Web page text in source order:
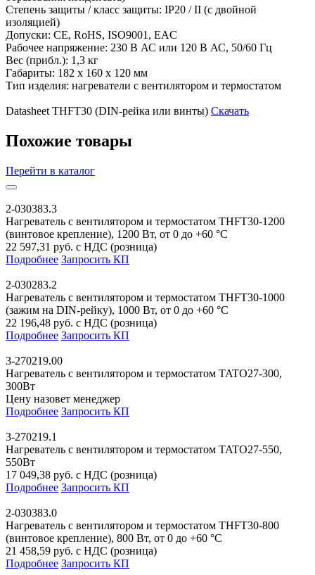
Степень защиты / класс защиты: IP20 / II (с двойной
изоляцией)
Допуски: CE, RoHS, ISO9001, EAC
Рабочее напряжение: 230 В АС или 120 В АС, 50/60 Гц
Вес (прибл.): 1,3 кг
Габариты: 182 х 160 х 120 мм
Тип изделия: нагреватели с вентилятором и термостатом
Datasheet THFT30 (DIN-рейка или винты) Скачать
Похожие товары
Перейти в каталог
2-030383.3
Нагреватель с вентилятором и термостатом THFT30-1200
(винтовое крепление), 1200 Вт, от 0 до +60 °C
22 597,31 руб. с НДС (розница)
Подробнее Запросить КП
2-030283.2
Нагреватель с вентилятором и термостатом THFT30-1000
(зажим на DIN-рейку), 1000 Вт, от 0 до +60 °C
22 196,48 руб. с НДС (розница)
Подробнее Запросить КП
3-270219.00
Нагреватель с вентилятором и термостатом TATO27-300,
300Вт
Цену назовет менеджер
Подробнее Запросить КП
3-270219.1
Нагреватель с вентилятором и термостатом TATO27-550,
550Вт
17 049,38 руб. с НДС (розница)
Подробнее Запросить КП
2-030383.0
Нагреватель с вентилятором и термостатом THFT30-800
(винтовое крепление), 800 Вт, от 0 до +60 °C
21 458,59 руб. с НДС (розница)
Подробнее Запросить КП